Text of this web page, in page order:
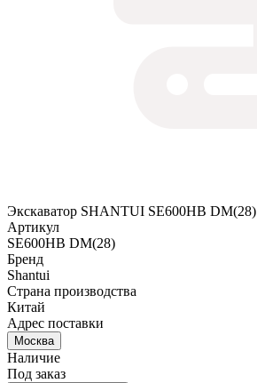
Экскаватор SHANTUI SE600HB DM(28)
Артикул
SE600HB DM(28)
Бренд
Shantui
Страна производства
Китай
Адрес поставки
Москва
Наличие
Под заказ